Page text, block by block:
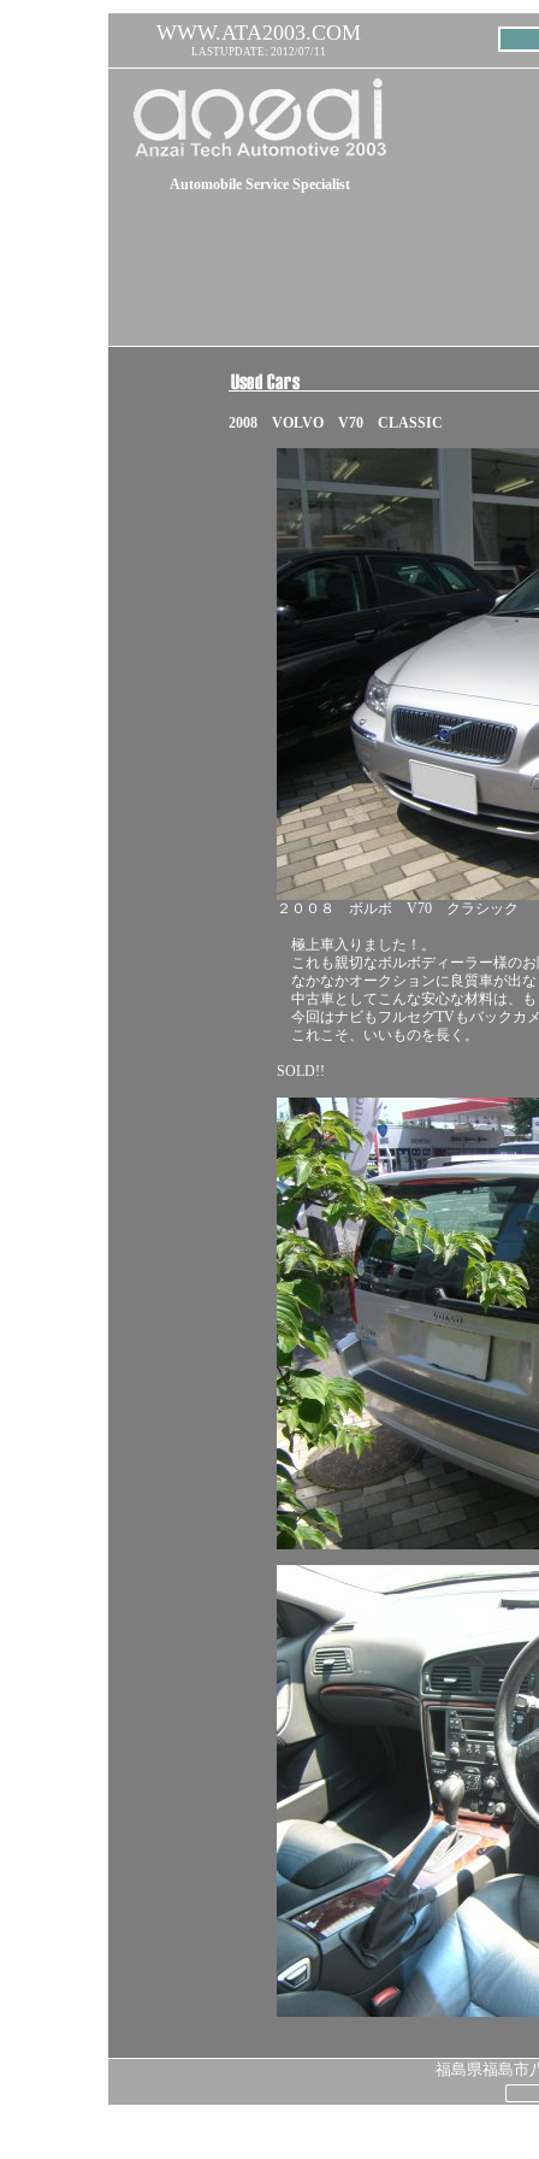
WWW.ATA2003.COM
LASTUPDATE: 2012/07/11
Automobile Service Specialist
2008 VOLVO V70 CLASSIC
２００８ ボルボ V70 クラシック
極上車入りました！。
これも親切なボルボディーラー様の
なかなかオークションに良質車が出
中古車としてこんな安心な材料は、
今回はナビもフルセグTVもバックカ
これこそ、いいものを長く。
SOLD!!
福島県福島市